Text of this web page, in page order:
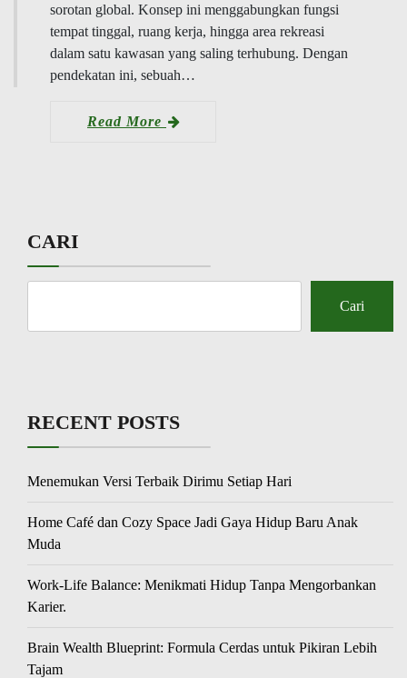
sorotan global. Konsep ini menggabungkan fungsi
tempat tinggal, ruang kerja, hingga area rekreasi
dalam satu kawasan yang saling terhubung. Dengan
pendekatan ini, sebuah…
Read More
CARI
Cari
RECENT POSTS
Menemukan Versi Terbaik Dirimu Setiap Hari
Home Café dan Cozy Space Jadi Gaya Hidup Baru Anak
Muda
Work-Life Balance: Menikmati Hidup Tanpa Mengorbankan
Karier.
Brain Wealth Blueprint: Formula Cerdas untuk Pikiran Lebih
Tajam